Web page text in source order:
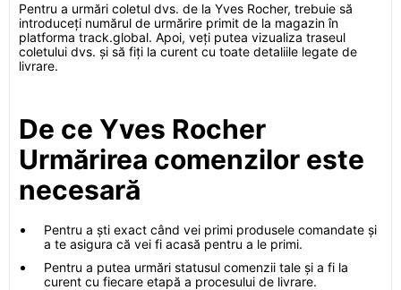
Pentru a urmări coletul dvs. de la Yves Rocher, trebuie să
introduceți numărul de urmărire primit de la magazin în
platforma track.global. Apoi, veți putea vizualiza traseul
coletului dvs. și să fiți la curent cu toate detaliile legate de
livrare.
De ce Yves Rocher
Urmărirea comenzilor este
necesară
Pentru a ști exact când vei primi produsele comandate și
a te asigura că vei fi acasă pentru a le primi.
Pentru a putea urmări statusul comenzii tale și a fi la
curent cu fiecare etapă a procesului de livrare.